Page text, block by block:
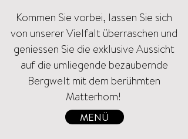
Kommen Sie vorbei, lassen Sie sich
von unserer Vielfalt überraschen und
geniessen Sie die exklusive Aussicht
auf die umliegende bezaubernde
Bergwelt mit dem berühmten
Matterhorn!
MENÜ